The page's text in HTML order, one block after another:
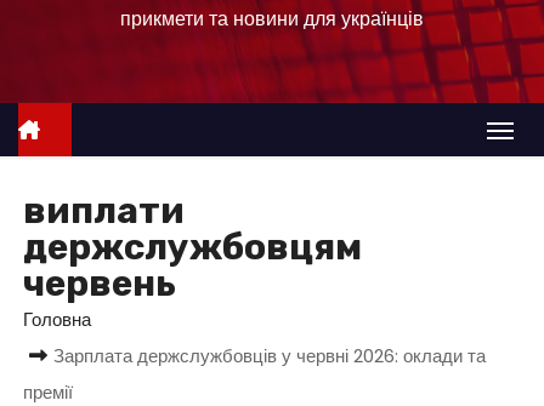
е
прикмети та новини для українців
виплати
держслужбовцям
червень
Головна
Зарплата держслужбовців у червні 2026: оклади та
премії